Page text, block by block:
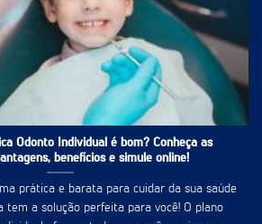
Odonto Individual é bom? Conheça as
benefícios e simule online!
prática e barata para cuidar da sua saúde
tem a solução perfeita para você! O plano